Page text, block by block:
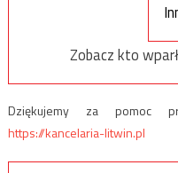
Zobacz kto
Dziękujemy za pomoc
https://kancelaria-litwin.pl